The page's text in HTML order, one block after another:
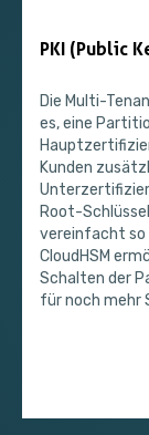
PKI (Public
Die Multi-
es, eine
Kunden
Root-
vereinfacht so
CloudHSM
Schalten der
für noch mehr